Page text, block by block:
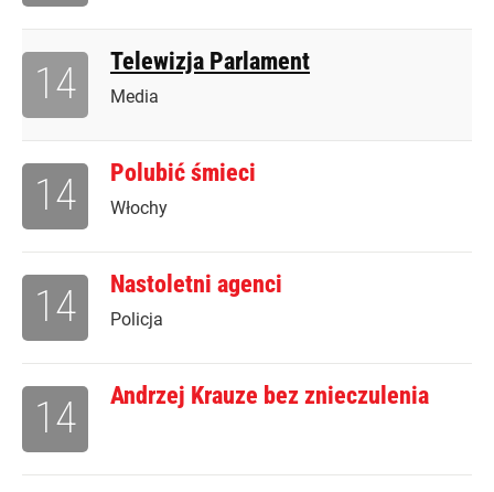
Telewizja Parlament
Media
14
Polubić śmieci
Włochy
14
Nastoletni agenci
Policja
14
Andrzej Krauze bez znieczulenia
14